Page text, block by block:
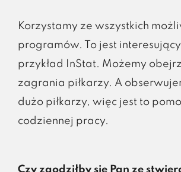
Korzystamy ze wszystkich
programów. To jest
przykład InStat. Możemy
zagrania piłkarzy. A
dużo piłkarzy, więc jest to
codziennej pracy.
Czy zgodziłby się Pan ze